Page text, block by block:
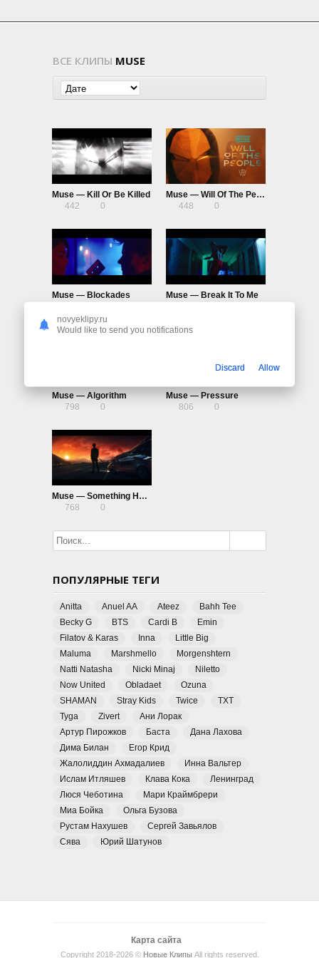
ВСЕ КЛИПЫ MUSE
Muse — Kill Or Be Killed
442
0
Muse — Will Of The People
448
0
Muse — Blockades
Muse — Break It To Me
Muse — Algorithm
798
0
Muse — Pressure
806
0
Muse — Something Human
768
0
ПОПУЛЯРНЫЕ ТЕГИ
Anitta Anuel AA Ateez
Bahh Tee
Becky G
BTS Cardi B
Emin
Filatov & Karas
Inna
Little Big
Maluma
Marshmello
Morgenshtern
Natti Natasha
Nicki Minaj
Niletto
Now United
Obladaet
Ozuna
SHAMAN
Stray Kids Twice
TXT
Tyga
Zivert
Ани Лорак
Артур Пирожков
Баста
Дана Лахова
Дима Билан
Егор Крид
Жалолиддин Ахмадалиев
Инна Вальтер
Ислам Итляшев
Клава Кока
Ленинград
Люся Чеботина
Мари Краймбрери
Миа Бойка
Ольга Бузова
Рустам Нахушев
Сергей Завьялов
Сява
Юрий Шатунов
Карта сайта
Copyright 2018-2026 © Новые Клипы All rights reserved.
novyeklipy.ru
Would like to send you notifications
Discard Allow